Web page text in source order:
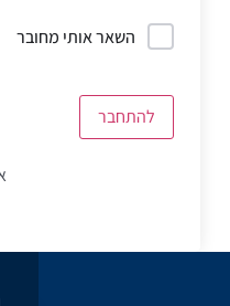
השאר אותי מחובר
להתחבר